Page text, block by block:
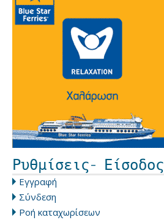
Ρυθμίσεις- Είσοδος
Εγγραφή
Σύνδεση
Ροή καταχωρίσεων